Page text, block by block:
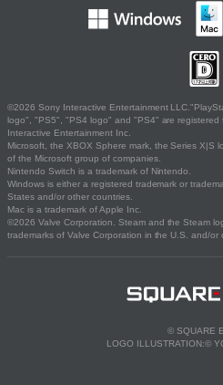
©2026 Sony Interactive Entertainment
logo", "PS5", "PS4 logo" and "PS4" are registered
Interactive Entertainment Inc.
Microsoft, the XBOX Sphere mark, the Series X|S
of the Microsoft group of companies.
Nintendo Switch is a trademark of Nintendo.
Windows is either a registered trademark or
States and/or other countries.
Mac is a trademark of Apple Inc.
©2026 Valve Corporation. Steam and the Steam
trademarks of Valve Corporation in the U.S. and/or
© SQUARE
LOGO ILLUSTRATION:©